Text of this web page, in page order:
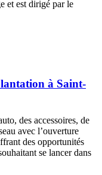
et est dirigé par le
à Saint-
des accessoires, de
avec l’ouverture
des opportunités
se lancer dans